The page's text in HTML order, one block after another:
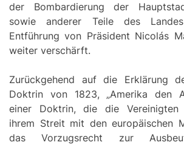
der Bombardierung der
sowie anderer Teile des
Entführung von Präsident Nicolás
weiter verschärft.
Zurückgehend auf die Erklärung
Doktrin von 1823, „Amerika den
einer Doktrin, die die Vereinigten
ihrem Streit mit den europäischen
das Vorzugsrecht zur